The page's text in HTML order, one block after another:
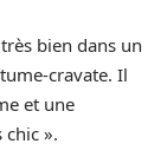
bien dans un
cravate. Il
et une
».